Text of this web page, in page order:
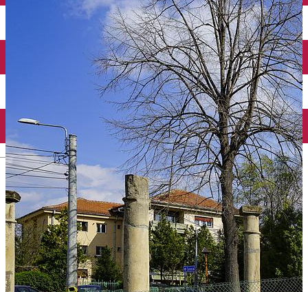
English
Închirieri auto
Închirieri biciclete
Încărcare vehicule electrice